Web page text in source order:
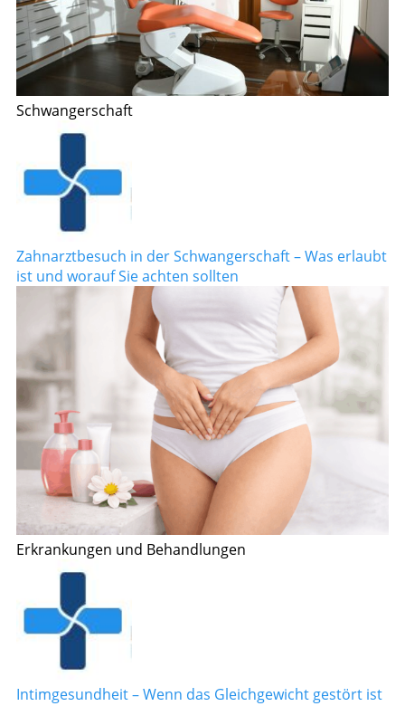
Schwangerschaft
Zahnarztbesuch in der Schwangerschaft – Was erlaubt
ist und worauf Sie achten sollten
Erkrankungen und Behandlungen
Intimgesundheit – Wenn das Gleichgewicht gestört ist